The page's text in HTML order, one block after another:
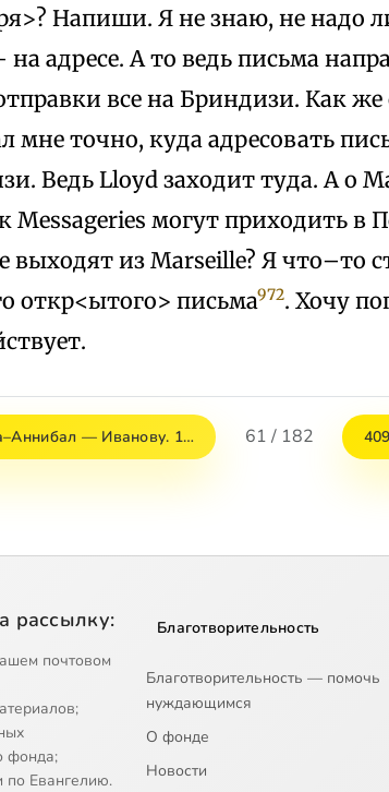
Напиши. Я не знаю, не надо
адресе. А то ведь письма
все на Бриндизи. Как
мне точно, куда адресовать
Ведь Lloyd заходит туда. А о
могут приходить в
выходят из Marseille? Я что–то
откр<ытого> письма972. Хочу
— Иванову. 1… 61 / 182
рассылку:
почтовом
фонда;
Евангелию.
Благотворительность
Благотворительность — помочь
нуждающимся
О фонде
Новости